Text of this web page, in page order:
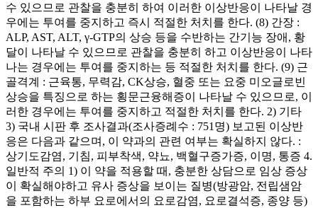
수 있으므로 관찰을 충분히 하여 이러한 이상반응이 나타날 경
우에는 투여를 중지하고 즉시 적절한 처치를 한다. (8) 간장 :
ALP, AST, ALT, γ-GTP의 상승 등을 수반하는 간기능 장애, 황
달이 나타날 수 있으므로 관찰을 충분히 하고 이상반응이 나타
나는 경우에는 투여를 중지하는 등 적절한 처치를 한다. (9) 근
골격계 : 근육통, 무력감, CK상승, 혈중 또는 요중 미오글로빈
상승을 특징으로 하는 횡문근융해증이 나타날 수 있으므로, 이
러한 경우에는 투여를 중지하고 적절한 처치를 한다. 2) 기타
3) 국내 시판 후 조사결과(조사증례수 : 751명) 보고된 이상반
응은 다음과 같으며, 이 약과의 관련 여부는 확실하지 않다. :
상기도감염, 기침, 피부착색, 약뇨, 백혈구증가증, 이명, 통증 4.
일반적 주의 1) 이 약을 적용할 때, 충분한 상담으로 임상 증상
이 확실해야하고 유사 증상을 보이는 질병(방광암, 전립샘암
을 포함하는 하부 요로에서의 요로감염, 요로결석증, 종양 등)